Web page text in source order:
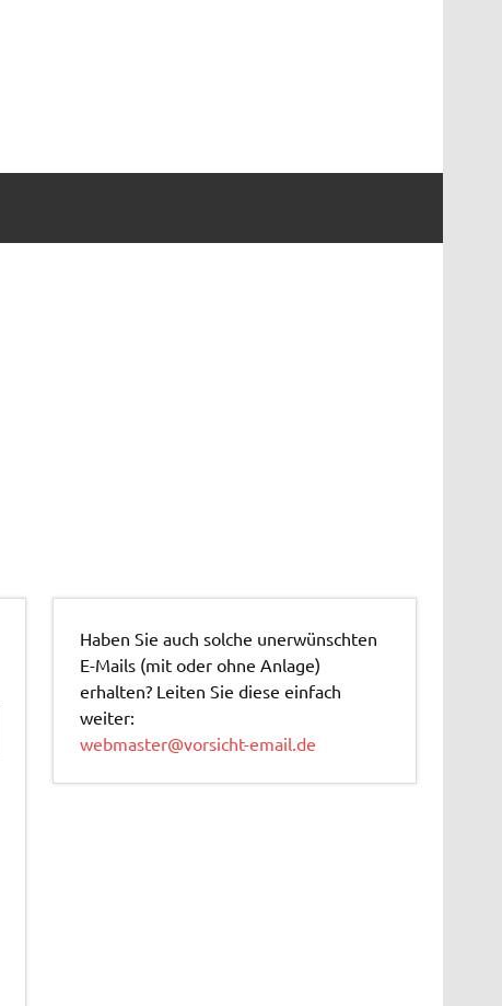
Haben Sie auch solche unerwünschten
E-Mails (mit oder ohne Anlage)
erhalten? Leiten Sie diese einfach
weiter:
webmaster@vorsicht-email.de